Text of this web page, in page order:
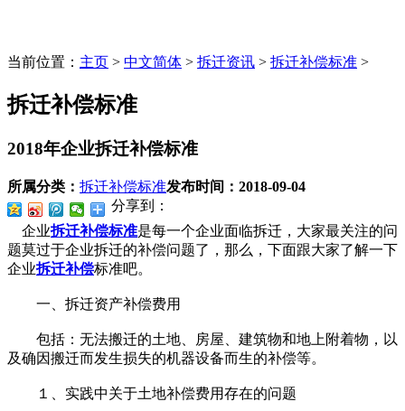
当前位置： 主页 > 中文简体 > 拆迁资讯 > 拆迁补偿标准 >
拆迁补偿标准
2018年企业拆迁补偿标准
所属分类： 拆迁补偿标准发布时间： 2018-09-04
分享到：
企业拆迁补偿标准是每一个企业面临拆迁，大家最关注的问
题莫过于企业拆迁的补偿问题了，那么，下面跟大家了解一下
企业拆迁补偿标准吧。
一、拆迁资产补偿费用
包括：无法搬迁的土地、房屋、建筑物和地上附着物，以
及确因搬迁而发生损失的机器设备而生的补偿等。
１、实践中关于土地补偿费用存在的问题